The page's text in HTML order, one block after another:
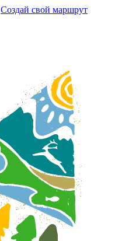
Создай свой маршрут